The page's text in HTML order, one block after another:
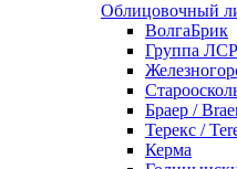
Облицовочный
ВолгаБрик
Группа ЛСР
Браер /
Терекс /
Керма